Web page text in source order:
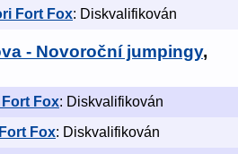
Fort Fox: Diskvalifikován
- Novoroční jumpingy,
Fox: Diskvalifikován
Fox: Diskvalifikován